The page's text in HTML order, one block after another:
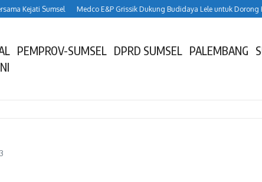
Sumsel Medco E&P Grissik Dukung Budidaya Lele untuk Dorong
PEMPROV-SUMSEL DPRD SUMSEL PALEMBANG